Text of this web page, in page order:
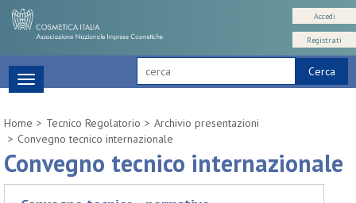
Cerca
Accedi
Registrati
Toggle
navigation
Home
Tecnico Regolatorio
Archivio presentazioni
Convegno tecnico internazionale
Convegno tecnico internazionale